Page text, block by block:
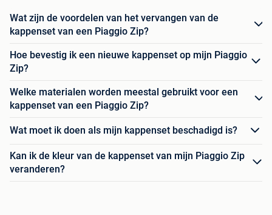
Wat zijn de voordelen van het vervangen van de
kappenset van een Piaggio Zip?
Hoe bevestig ik een nieuwe kappenset op mijn Piaggio
Zip?
Welke materialen worden meestal gebruikt voor een
kappenset van een Piaggio Zip?
Wat moet ik doen als mijn kappenset beschadigd is?
Kan ik de kleur van de kappenset van mijn Piaggio Zip
veranderen?